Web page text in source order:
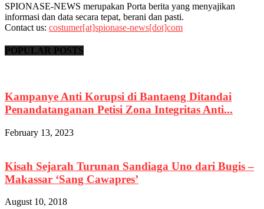
SPIONASE-NEWS merupakan Porta berita yang menyajikan
informasi dan data secara tepat, berani dan pasti.
Contact us: costumer[at]spionase-news[dot]com
POPULAR POSTS
Kampanye Anti Korupsi di Bantaeng Ditandai
Penandatanganan Petisi Zona Integritas Anti...
February 13, 2023
Kisah Sejarah Turunan Sandiaga Uno dari Bugis –
Makassar ‘Sang Cawapres’
August 10, 2018